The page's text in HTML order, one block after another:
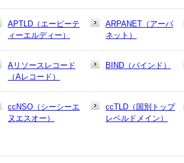
APTLD（エーピーテ
ィーエルディー）
ARPANET（アーパ
ネット）
Aリソースレコード
（Aレコード）
BIND（バインド）
ccNSO（シーシーエ
ヌエスオー）
ccTLD（国別トップ
レベルドメイン）